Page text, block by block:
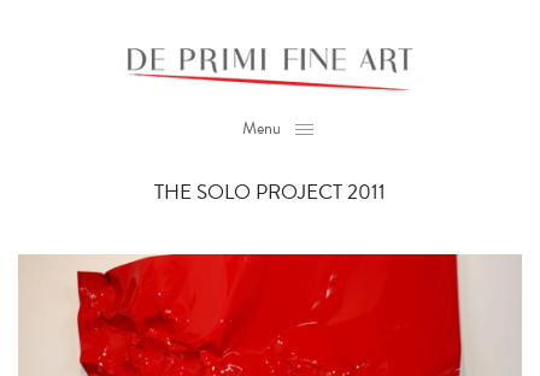
Menu
THE SOLO PROJECT 2011